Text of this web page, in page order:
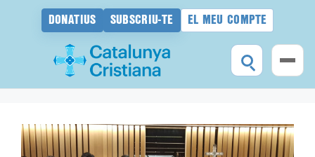
DONATIUS SUBSCRIU-TE EL MEU COMPTE
contingut